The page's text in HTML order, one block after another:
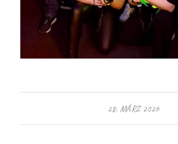
28. MÄRZ 2026